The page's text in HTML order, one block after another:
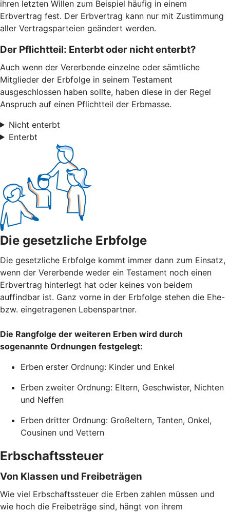
ihren letzten Willen zum Beispiel häufig in einem
Erbvertrag fest. Der Erbvertrag kann nur mit Zustimmung
aller Vertragsparteien geändert werden.
Der Pflichtteil: Enterbt oder nicht enterbt?
Auch wenn der Vererbende einzelne oder sämtliche
Mitglieder der Erbfolge in seinem Testament
ausgeschlossen haben sollte, haben diese in der Regel
Anspruch auf einen Pflichtteil der Erbmasse.
Nicht enterbt
Enterbt
Die gesetzliche Erbfolge
Die gesetzliche Erbfolge kommt immer dann zum Einsatz,
wenn der Vererbende weder ein Testament noch einen
Erbvertrag hinterlegt hat oder keines von beidem
auffindbar ist. Ganz vorne in der Erbfolge stehen die Ehe-
bzw. eingetragenen Lebenspartner.
Die Rangfolge der weiteren Erben wird durch
sogenannte Ordnungen festgelegt:
Erben erster Ordnung: Kinder und Enkel
Erben zweiter Ordnung: Eltern, Geschwister, Nichten
und Neffen
Erben dritter Ordnung: Großeltern, Tanten, Onkel,
Cousinen und Vettern
Erbschaftssteuer
Von Klassen und Freibeträgen
Wie viel Erbschaftssteuer die Erben zahlen müssen und
wie hoch die Freibeträge sind, hängt von ihrem